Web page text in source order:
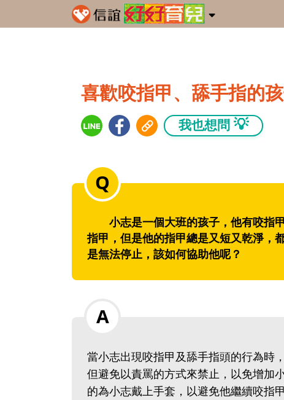
喜歡咬指甲、舔手指的
我也想問 💡
小志是一個大班的孩子，他有咬指
指甲，但是他的指甲總是又短又乾淨，
是無法停止，該如何協助他呢？
當小志出現咬指甲及舔手指頭的行為時
但避免以責罵的方式來禁止，以免增加
的為小志戴上手套，以避免他繼續咬指